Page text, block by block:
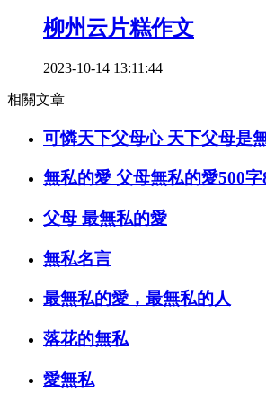
柳州云片糕作文
2023-10-14 13:11:44
相關文章
可憐天下父母心 天下父母是
無私的愛 父母無私的愛500
父母 最無私的愛
無私名言
最無私的愛，最無私的人
落花的無私
愛無私